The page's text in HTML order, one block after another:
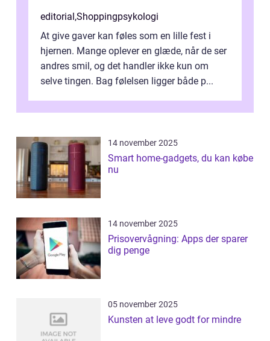
editorial,Shoppingpsykologi
At give gaver kan føles som en lille fest i
hjernen. Mange oplever en glæde, når de ser
andres smil, og det handler ikke kun om
selve tingen. Bag følelsen ligger både p...
14 november 2025
Smart home-gadgets, du kan købe
nu
14 november 2025
Prisovervågning: Apps der sparer
dig penge
05 november 2025
Kunsten at leve godt for mindre